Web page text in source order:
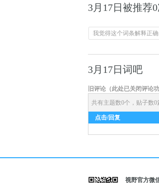
3月17日被推荐0
我觉得这个词条解释正确
3月17日词吧
旧评论（此处已关闭评论
共有主题数0个，贴子数0
点击/回复
视野官方微